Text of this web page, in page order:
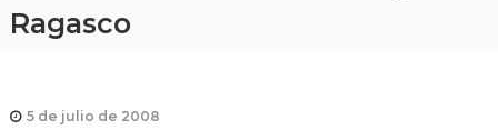
Ragasco
5 de julio de 2008